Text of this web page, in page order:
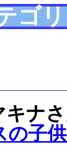
ゴ
キナ
の子